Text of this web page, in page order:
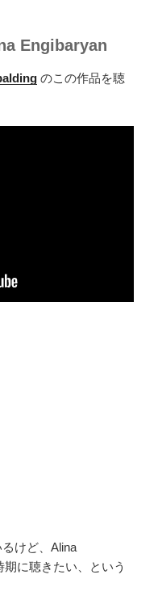
Engibaryan
のこの作品を聴
けど、Alina
に聴きたい、という